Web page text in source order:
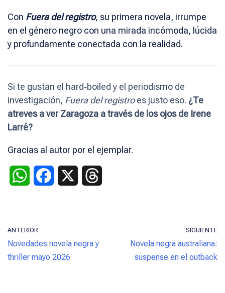
Con Fuera del registro, su primera novela, irrumpe
en el género negro con una mirada incómoda, lúcida
y profundamente conectada con la realidad.
Si te gustan el hard‑boiled y el periodismo de
investigación, Fuera del registroes justo eso. ¿Te
atreves a ver Zaragoza a través de los ojos de Irene
Larré?
Gracias al autor por el ejemplar.
W
t
s b
ANTERIOR
Novedades novela negra y
thriller mayo 2026
SIGUIENTE
Novela negra australiana:
suspense en el outback